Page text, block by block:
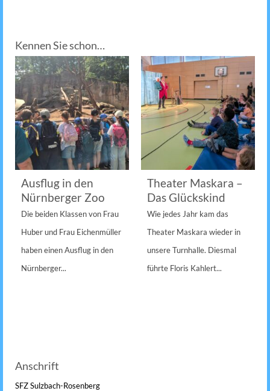
Kennen Sie schon…
Ausflug in den
Nürnberger Zoo
Die beiden Klassen von Frau
Huber und Frau Eichenmüller
haben einen Ausflug in den
Nürnberger...
Theater Maskara –
Das Glückskind
Wie jedes Jahr kam das
Theater Maskara wieder in
unsere Turnhalle. Diesmal
führte Floris Kahlert...
Anschrift
SFZ Sulzbach-Rosenberg